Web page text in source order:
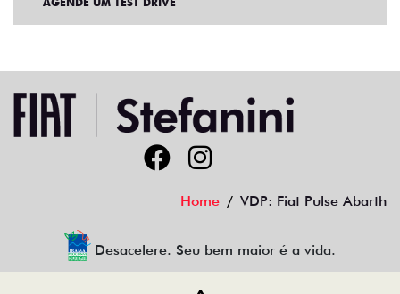
Home VDP: Fiat Pulse Abarth
Desacelere. Seu bem maior é a vida.